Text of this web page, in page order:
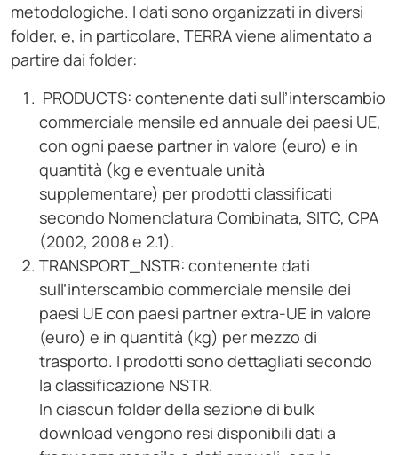
metodologiche. I dati sono organizzati in diversi
folder, e, in particolare, TERRA viene alimentato a
partire dai folder:
PRODUCTS: contenente dati sull’interscambio
commerciale mensile ed annuale dei paesi UE,
con ogni paese partner in valore (euro) e in
quantità (kg e eventuale unità
supplementare) per prodotti classificati
secondo Nomenclatura Combinata, SITC, CPA
(2002, 2008 e 2.1).
TRANSPORT_NSTR: contenente dati
sull’interscambio commerciale mensile dei
paesi UE con paesi partner extra-UE in valore
(euro) e in quantità (kg) per mezzo di
trasporto. I prodotti sono dettagliati secondo
la classificazione NSTR.
In ciascun folder della sezione di bulk
download vengono resi disponibili dati a